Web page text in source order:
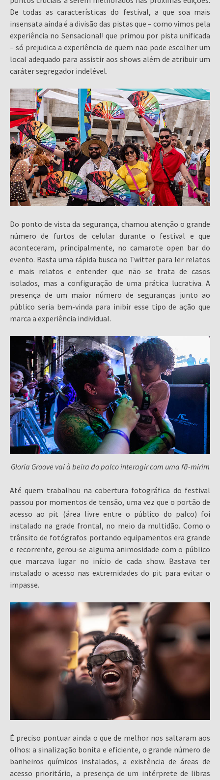
De todas as características do festival, a que soa mais
insensata ainda é a divisão das pistas que – como vimos pela
experiência no Sensacional! que primou por pista unificada
– só prejudica a experiência de quem não pode escolher um
local adequado para assistir aos shows além de atribuir um
caráter segregador indelével.
Do ponto de vista da segurança, chamou atenção o grande
número de furtos de celular durante o festival e que
aconteceram, principalmente, no camarote open bar do
evento. Basta uma rápida busca no Twitter para ler relatos
e mais relatos e entender que não se trata de casos
isolados, mas a configuração de uma prática lucrativa. A
presença de um maior número de seguranças junto ao
público seria bem-vinda para inibir esse tipo de ação que
marca a experiência individual.
Gloria Groove vai à beira do palco interagir com uma fã-mirim
Até quem trabalhou na cobertura fotográfica do festival
passou por momentos de tensão, uma vez que o portão de
acesso ao pit (área livre entre o público do palco) foi
instalado na grade frontal, no meio da multidão. Como o
trânsito de fotógrafos portando equipamentos era grande
e recorrente, gerou-se alguma animosidade com o público
que marcava lugar no início de cada show. Bastava ter
instalado o acesso nas extremidades do pit para evitar o
impasse.
É preciso pontuar ainda o que de melhor nos saltaram aos
olhos: a sinalização bonita e eficiente, o grande número de
banheiros químicos instalados, a existência de áreas de
acesso prioritário, a presença de um intérprete de libras